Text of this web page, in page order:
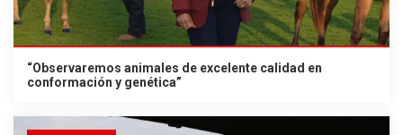
“Observaremos animales de excelente calidad en
conformación y genética”